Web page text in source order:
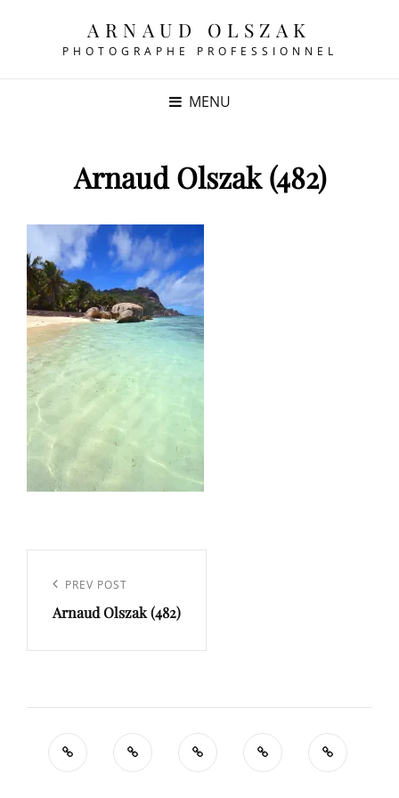
ARNAUD OLSZAK
PHOTOGRAPHE PROFESSIONNEL
MENU
Arnaud Olszak (482)
l’article
Previous
Post
PREV POST
Arnaud Olszak (482)